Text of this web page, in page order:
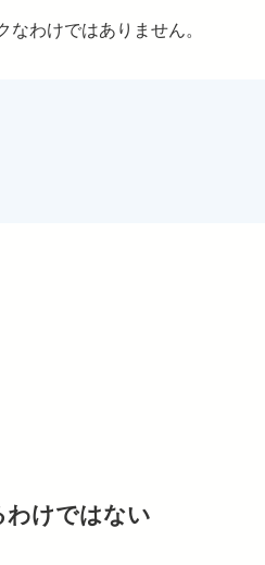
わけではありません。
けではない